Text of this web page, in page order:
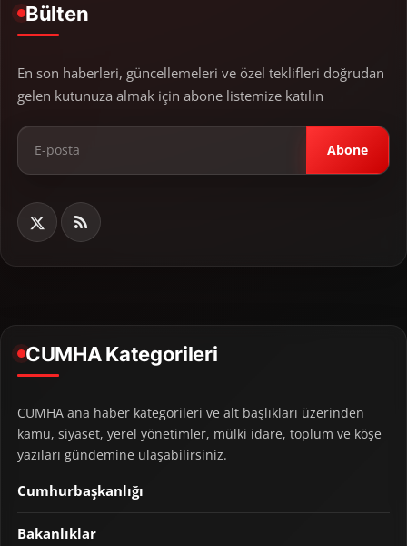
Bülten
En son haberleri, güncellemeleri ve özel teklifleri doğrudan
gelen kutunuza almak için abone listemize katılın
Abone
CUMHA Kategorileri
CUMHA ana haber kategorileri ve alt başlıkları üzerinden
kamu, siyaset, yerel yönetimler, mülki idare, toplum ve köşe
yazıları gündemine ulaşabilirsiniz.
Cumhurbaşkanlığı
Bakanlıklar